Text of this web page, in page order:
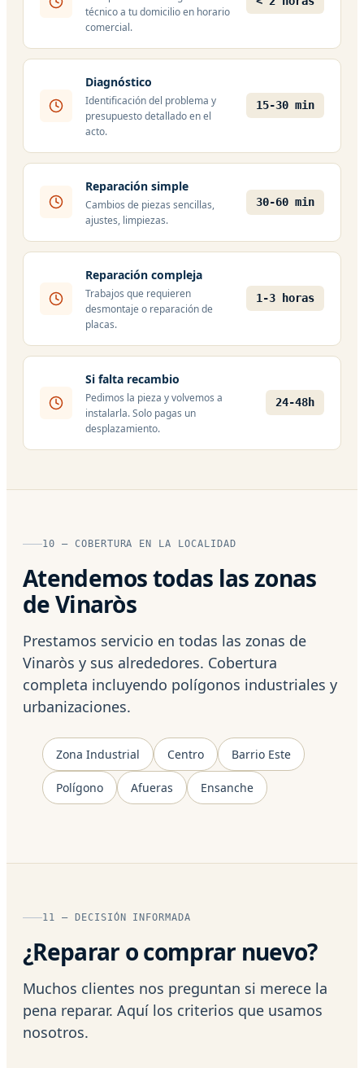
técnico a tu domicilio en horario
comercial.
Diagnóstico
Identificación del problema y
presupuesto detallado en el
acto.
15-30 min
Reparación simple
Cambios de piezas sencillas,
ajustes, limpiezas.
30-60 min
Reparación compleja
Trabajos que requieren
desmontaje o reparación de
placas.
1-3 horas
Si falta recambio
Pedimos la pieza y volvemos a
instalarla. Solo pagas un
desplazamiento.
24-48h
10 — COBERTURA EN LA LOCALIDAD
Atendemos todas las zonas
de Vinaròs
Prestamos servicio en todas las zonas de
Vinaròs y sus alrededores. Cobertura
completa incluyendo polígonos industriales y
urbanizaciones.
Zona Industrial Centro Barrio Este
Polígono Afueras Ensanche
11 — DECISIÓN INFORMADA
¿Reparar o comprar nuevo?
Muchos clientes nos preguntan si merece la
pena reparar. Aquí los criterios que usamos
nosotros.